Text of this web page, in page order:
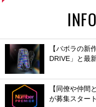
【バボラの新
DRIVE」と最
【同僚や仲間
が募集スター